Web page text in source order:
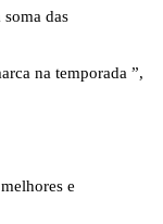
das
na temporada ”,
e